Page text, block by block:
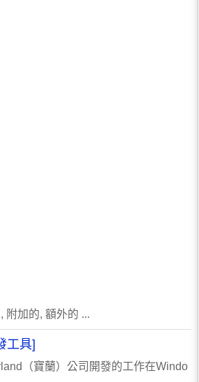
附加的, 額外的 ...
工具]
（寶蘭）公司開發的工作在Windo